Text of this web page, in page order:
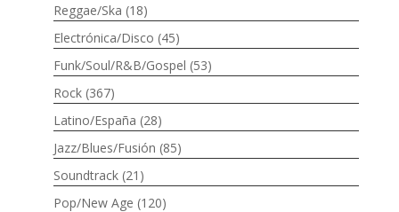
Reggae/Ska (18)
Electrónica/Disco (45)
Funk/Soul/R&B/Gospel (53)
Rock (367)
Latino/España (28)
Jazz/Blues/Fusión (85)
Soundtrack (21)
Pop/New Age (120)